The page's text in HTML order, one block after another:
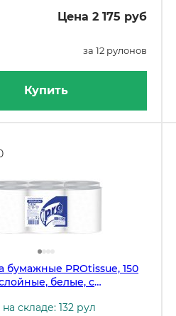
Цена 2 175 руб
за 12 рулонов
Купить
бумажные PROtissue, 150
белые, с
вытяжкой и съемной
рулонов в упаковке
складе: 132 рул